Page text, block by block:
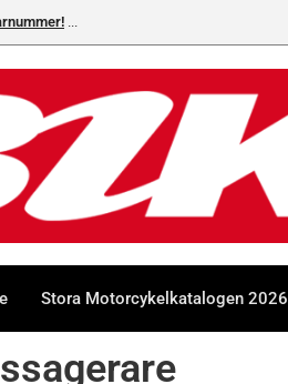
Stora Motorcykelkatalogen 2026